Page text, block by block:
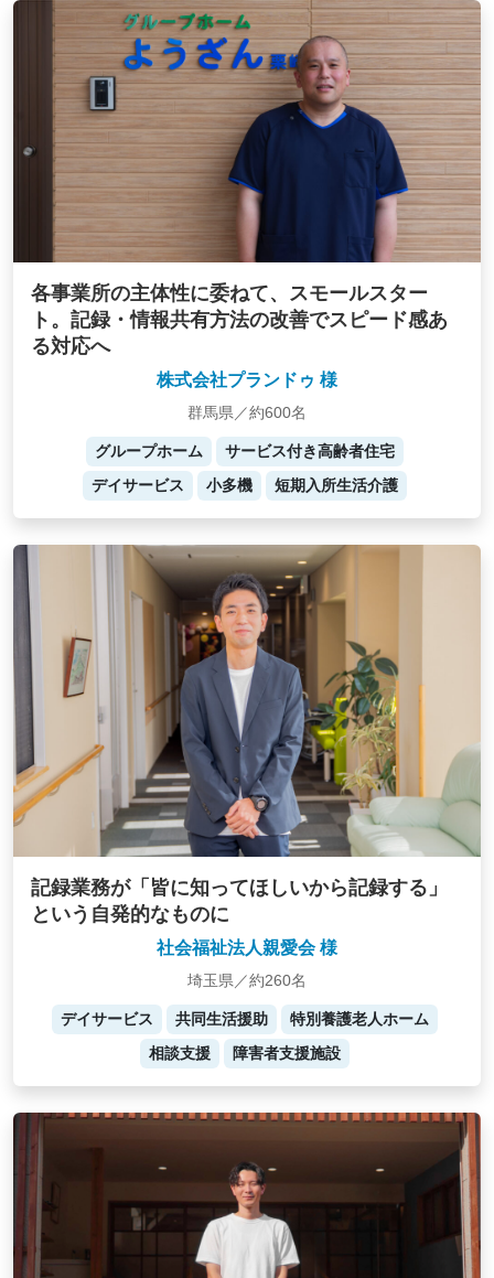
各事業所の主体性に委ねて、スモールスター
ト。記録・情報共有方法の改善でスピード感あ
る対応へ
株式会社プランドゥ 様
群馬県／約600名
グループホーム
サービス付き高齢者住宅
デイサービス
小多機 短期入所生活介護
記録業務が「皆に知ってほしいから記録する」
という自発的なものに
社会福祉法人親愛会 様
埼玉県／約260名
デイサービス 共同生活援助
特別養護老人ホーム
相談支援
障害者支援施設